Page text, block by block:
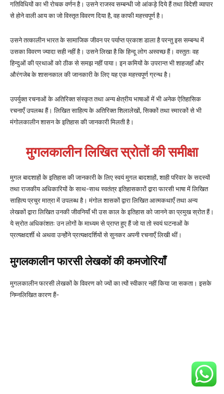
गतिविधियों का भी रोचक वर्णन है। उसने राजस्व सम्बन्धी जो आंकड़े दिये हैं तथा विदेशी व्यापार
से होने वाली आय का जो विस्तृत विवरण दिया है, वह काफी महत्त्वपूर्ण है।
उसने तत्कालीन भारत के सामाजिक जीवन पर पर्याप्त प्रकाश डाला है परन्तु इस सम्बन्ध में
उसका विवरण ज्यादा सही नहीं है। उसने लिखा है कि हिन्दू लोग अस्वच्छ हैं। वस्तुतः वह
हिन्दुओं की प्रथाओं को ठीक से समझ नहीं पाया। इन कमियों के उपरान्त भी शाहजहाँ और
औरंगजेब के शासनकाल की जानकारी के लिए यह एक महत्त्वपूर्ण ग्रन्थ है।
उपर्युक्त रचनाओं के अतिरिक्त संस्कृत तथा अन्य क्षेत्रीय भाषाओं में भी अनेक ऐतिहासिक
रचनाएँ उपलब्ध हैं। लिखित साहित्य के अतिरिक्त शिलालेखों, सिक्कों तथा स्मारकों से भी
मंगोलकालीन शासन के इतिहास की जानकारी मिलती है।
मुगलकालीन लिखित स्रोतों की समीक्षा
मुगल बादशाहों के इतिहास की जानकारी के लिए स्वयं मुगल बादशाहों, शाही परिवार के सदस्यों
तथा राजकीय अधिकारियों के साथ-साथ स्वतंत्र इतिहासकारों द्वारा फारसी भाषा में लिखित
साहित्य प्रचुर मात्रा में उपलब्ध है। मंगोल शासकों द्वारा लिखित आत्मकथाएँ तथा अन्य
लेखकों द्वारा लिखित उनकी जीवनियाँ भी उस काल के इतिहास को जानने का प्रमुख स्रोत हैं।
ये स्रोत अधिकांशतः उन लोगों के माध्यम से प्राप्त हुए हैं जो या तो स्वयं घटनाओं के
प्रत्यक्षदर्शी थे अथवा उन्होेंने प्रत्यक्षदर्शियों से सुनकर अपनी रचनाएँ लिखी थीं।
मुगलकालीन फारसी लेखकों की कमजोरियाँ
मुगलकालीन फारसी लेखकों के विवरण को ज्यों का त्यों स्वीकार नहीं किया जा सकता। इसके
निम्नलिखित कारण हैं-